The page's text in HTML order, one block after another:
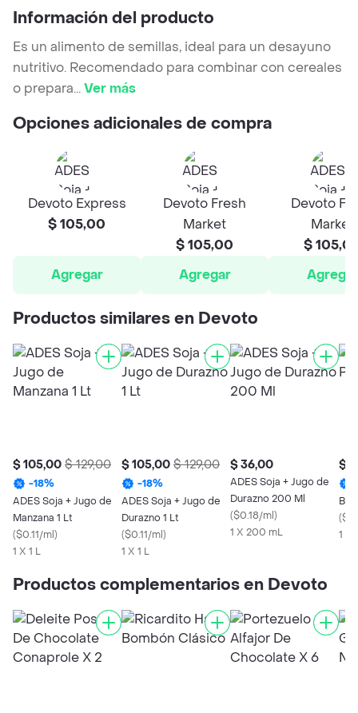
Información del producto
Es un alimento de semillas, ideal para un desayuno
nutritivo. Recomendado para combinar con cereales
o prepara...Ver más
Opciones adicionales de compra
Devoto Express
$ 105,00
Agregar
Devoto Fresh
Market
$ 105,00
Agregar
Devoto
Market
$
Agregar
Productos similares en Devoto
$ 105,00 $ 129,00
-18%
ADES Soja + Jugo de
Manzana 1 Lt
($0.11/ml)
1 X 1 L
$ 105,00 $ 129,00
-18%
ADES Soja + Jugo de
Durazno 1 Lt
($0.11/ml)
1 X 1 L
$ 36,00
ADES Soja + Jugo de
Durazno 200 Ml
($0.18/ml)
1 X 200 mL
$
(
1 X
Productos complementarios en Devoto